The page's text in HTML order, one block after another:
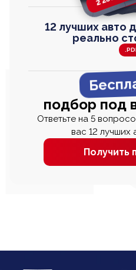
12 лучших авто
реально
подбор под
Ответьте на 5
вас 12 лучших
Получить